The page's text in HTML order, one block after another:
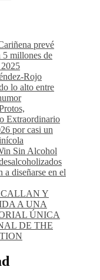
prevé
5 millones de
Rojo
lo alto entre
Extraordinario
por casi un
Sin Alcohol
a diseñarse en el
Y
A UNA
ÚNICA
DE THE